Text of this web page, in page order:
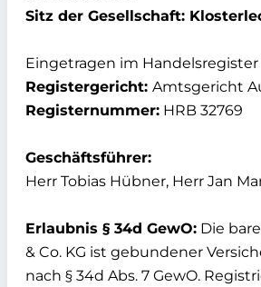
Sitz der Gesellschaft:
Eingetragen im Handelsregister
Registergericht: Amtsgericht
Registernummer: HRB 32769
Geschäftsführer:
Herr Tobias Hübner, Herr Jan
Erlaubnis § 34d GewO: Die
& Co. KG ist gebundener
nach § 34d Abs. 7 GewO.